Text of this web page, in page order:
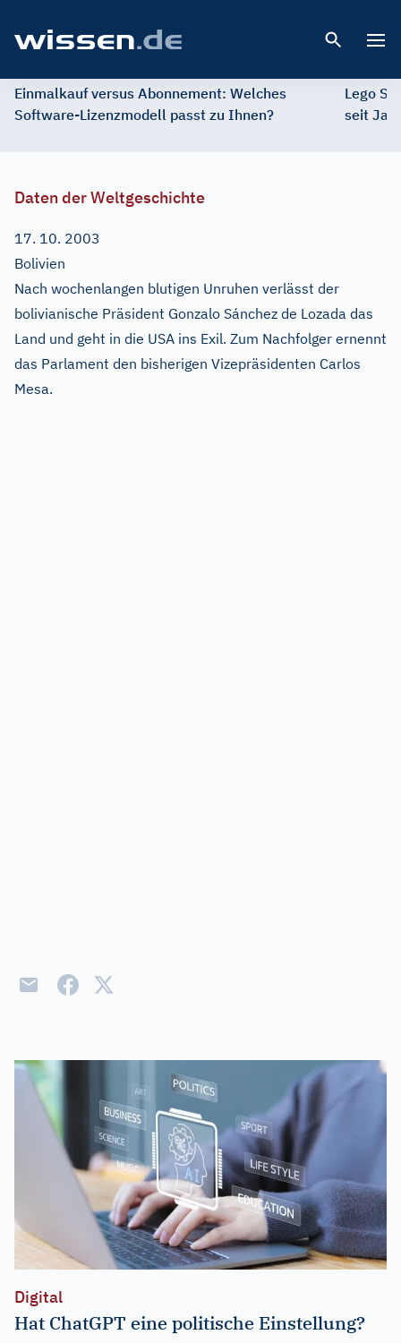
Einmalkauf versus Abonnement: Welches
Software-Lizenzmodell passt zu Ihnen?
Lego
seit
Daten der Weltgeschichte
17. 10. 2003
Bolivien
Nach wochenlangen blutigen Unruhen verlässt der
bolivianische Präsident Gonzalo Sánchez de Lozada das
Land und geht in die USA ins Exil. Zum Nachfolger ernennt
das Parlament den bisherigen Vizepräsidenten Carlos
Mesa.
Digital
Hat ChatGPT eine politische Einstellung?